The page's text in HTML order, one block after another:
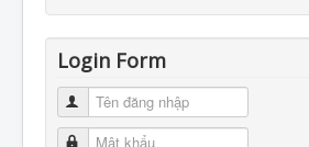
Login Form
Tên đăng nhập
Mật khẩu